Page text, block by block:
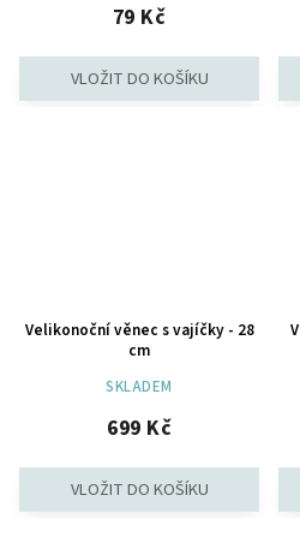
79 Kč
Velikonoční věnec s vajíčky - 28
cm
SKLADEM
699 Kč